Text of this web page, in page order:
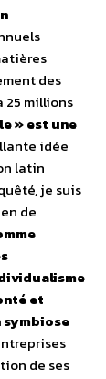
des
25 millions
» est une
idée
latin
je suis
de
et
de ses